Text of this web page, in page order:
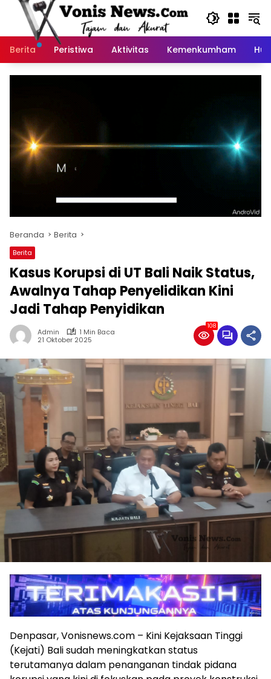
Langsung
Berita
Peristiwa Aktivitas Kemenkumham
Beranda Berita
Berita
Kasus Korupsi di UT Bali Naik Status,
Awalnya Tahap Penyelidikan Kini
Jadi Tahap Penyidikan
Admin
1 Min Baca
21 Oktober 2025
108
Denpasar, Vonisnews.com – Kini Kejaksaan Tinggi
(Kejati) Bali sudah meningkatkan status
terutamanya dalam penanganan tindak pidana